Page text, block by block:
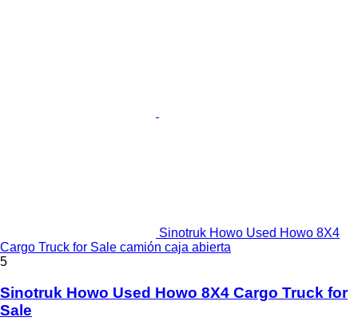
Sinotruk Howo Used Howo 8X4
Cargo Truck for Sale camión caja abierta
5
Sinotruk Howo Used Howo 8X4 Cargo Truck for
Sale